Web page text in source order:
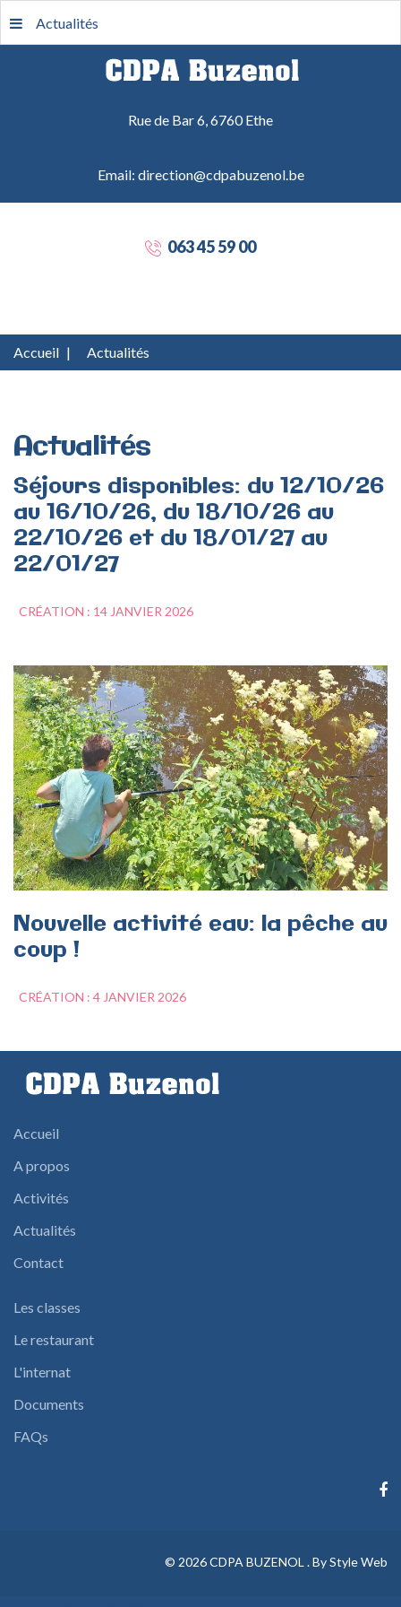
Rue de Bar 6, 6760 Ethe
Email: direction@cdpabuzenol.be
Actualités
063 45 59 00
Accueil | Actualités
Actualités
Séjours disponibles: du 12/10/26
au 16/10/26, du 18/10/26 au
22/10/26 et du 18/01/27 au
22/01/27
CRÉATION : 14 JANVIER 2026
Nouvelle activité eau: la pêche au
coup !
CRÉATION : 4 JANVIER 2026
Accueil
A propos
Activités
Actualités
Contact
Les classes
Le restaurant
L'internat
Documents
FAQs
© 2026CDPA BUZENOL .By Style Web